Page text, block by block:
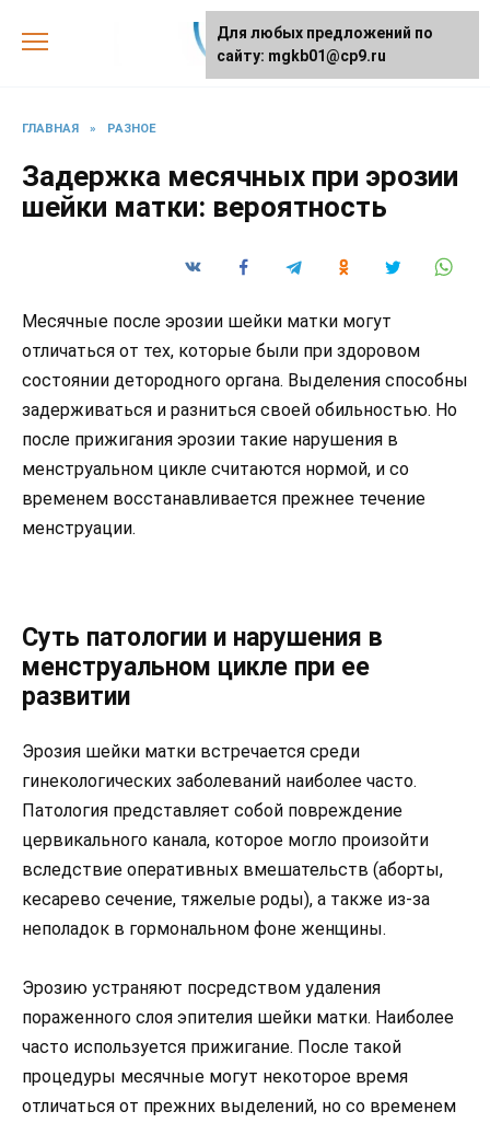
ГЛАВНАЯ » РАЗНОЕ
Задержка месячных при эрозии
шейки матки: вероятность
Месячные после эрозии шейки матки могут
отличаться от тех, которые были при здоровом
состоянии детородного органа. Выделения способны
задерживаться и разниться своей обильностью. Но
после прижигания эрозии такие нарушения в
менструальном цикле считаются нормой, и со
временем восстанавливается прежнее течение
менструации.
Суть патологии и нарушения в
менструальном цикле при ее
развитии
Эрозия шейки матки встречается среди
гинекологических заболеваний наиболее часто.
Патология представляет собой повреждение
цервикального канала, которое могло произойти
вследствие оперативных вмешательств (аборты,
кесарево сечение, тяжелые роды), а также из-за
неполадок в гормональном фоне женщины.
Эрозию устраняют посредством удаления
пораженного слоя эпителия шейки матки. Наиболее
часто используется прижигание. После такой
процедуры месячные могут некоторое время
отличаться от прежних выделений, но со временем
Для любых предложений по
сайту: mgkb01@cp9.ru